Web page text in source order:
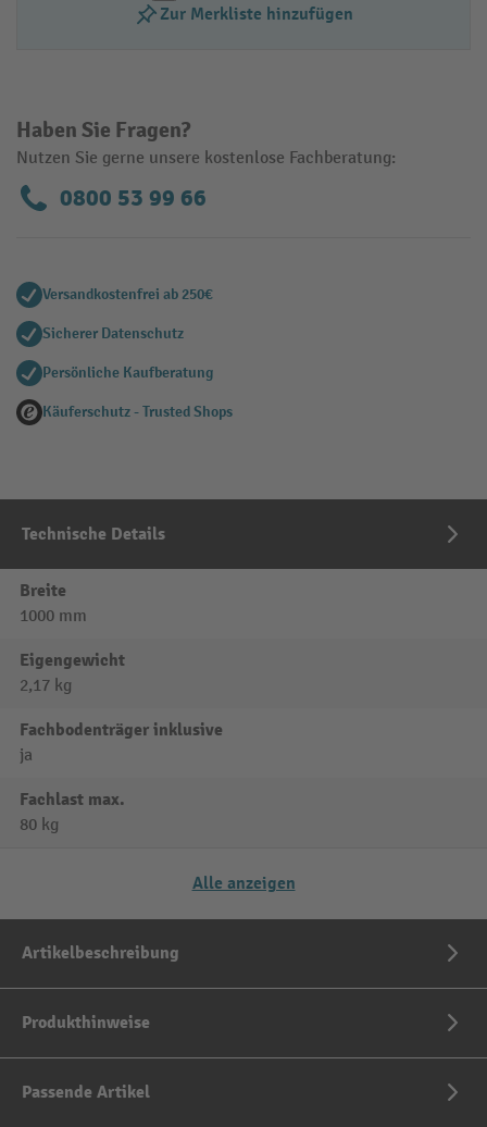
Zur Merkliste hinzufügen
Haben Sie Fragen?
Nutzen Sie gerne unsere kostenlose Fachberatung:
0800 53 99 66
Versandkostenfrei ab 250€
Sicherer Datenschutz
Persönliche Kaufberatung
Käuferschutz - Trusted Shops
Technische Details
Breite
1000 mm
Eigengewicht
2,17 kg
Fachbodenträger inklusive
ja
Fachlast max.
80 kg
Alle anzeigen
Artikelbeschreibung
Produkthinweise
Passende Artikel